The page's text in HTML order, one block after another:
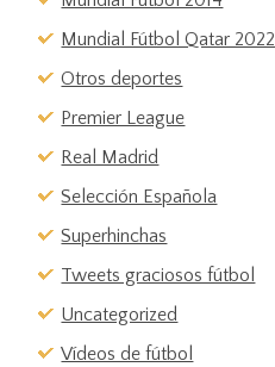
Mundial Fútbol Qatar 2022
Otros deportes
Premier League
Real Madrid
Selección Española
Superhinchas
Tweets graciosos fútbol
Uncategorized
Vídeos de fútbol